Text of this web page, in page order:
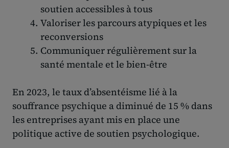
soutien accessibles à tous
Valoriser les parcours atypiques et les
reconversions
Communiquer régulièrement sur la
santé mentale et le bien-être
En 2023, le taux d’absentéisme lié à la
souffrance psychique a diminué de 15 % dans
les entreprises ayant mis en place une
politique active de soutien psychologique.